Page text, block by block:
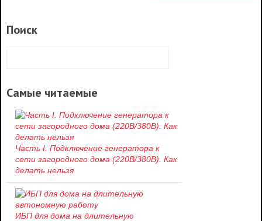
Поиск
Самые читаемые
Часть I. Подключение генератора к
сети загородного дома (220В/380В). Как
делать нельзя
ИБП для дома на длительную